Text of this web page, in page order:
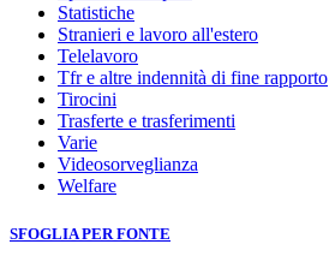
Statistiche
Stranieri e lavoro all'estero
Telelavoro
Tfr e altre indennità di fine rapporto
Tirocini
Trasferte e trasferimenti
Varie
Videosorveglianza
Welfare
SFOGLIA PER FONTE